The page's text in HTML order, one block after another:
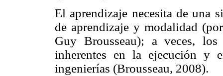
El aprendizaje necesita de una
de aprendizaje y modalidad
Guy Brousseau); a veces, los
inherentes en la ejecución y
ingenierías (Brousseau, 2008).